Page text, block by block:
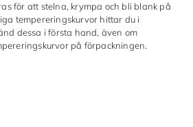
för att stelna, krympa och bli blank på
tempereringskurvor hittar du i
dessa i första hand, även om
på förpackningen.